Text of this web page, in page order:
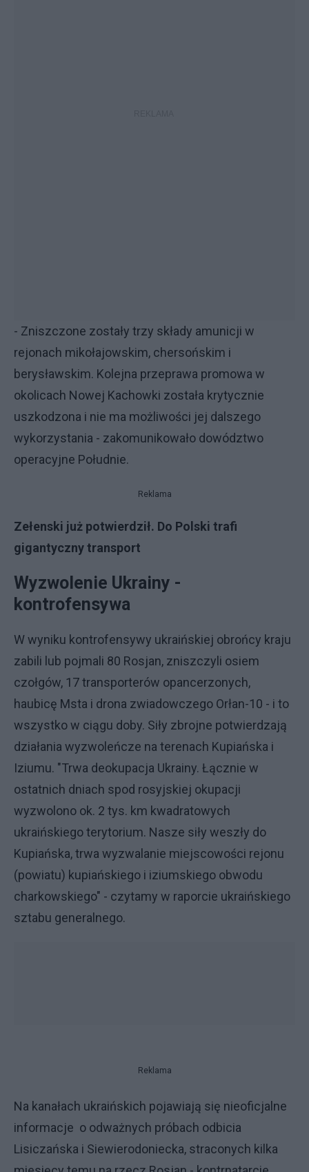
- Zniszczone zostały trzy składy amunicji w
rejonach mikołajowskim, chersońskim i
berysławskim. Kolejna przeprawa promowa w
okolicach Nowej Kachowki została krytycznie
uszkodzona i nie ma możliwości jej dalszego
wykorzystania - zakomunikowało dowództwo
operacyjne Południe.
Reklama
Zełenski już potwierdził. Do Polski trafi
gigantyczny transport
Wyzwolenie Ukrainy -
kontrofensywa
W wyniku kontrofensywy ukraińskiej obrońcy kraju
zabili lub pojmali 80 Rosjan, zniszczyli osiem
czołgów, 17 transporterów opancerzonych,
haubicę Msta i drona zwiadowczego Orłan-10 - i to
wszystko w ciągu doby. Siły zbrojne potwierdzają
działania wyzwoleńcze na terenach Kupiańska i
Iziumu. "Trwa deokupacja Ukrainy. Łącznie w
ostatnich dniach spod rosyjskiej okupacji
wyzwolono ok. 2 tys. km kwadratowych
ukraińskiego terytorium. Nasze siły weszły do
Kupiańska, trwa wyzwalanie miejscowości rejonu
(powiatu) kupiańskiego i iziumskiego obwodu
charkowskiego" - czytamy w raporcie ukraińskiego
sztabu generalnego.
Reklama
Na kanałach ukraińskich pojawiają się nieoficjalne
informacje o odważnych próbach odbicia
Lisiczańska i Siewierodoniecka, straconych kilka